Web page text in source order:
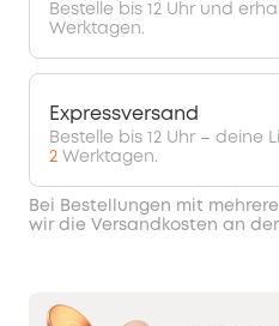
Bestelle bis 12 Uhr und
Werktagen.
Expressversand
Bestelle bis 12 Uhr – deine
2 Werktagen.
Bei Bestellungen mit
wir die Versandkosten an der